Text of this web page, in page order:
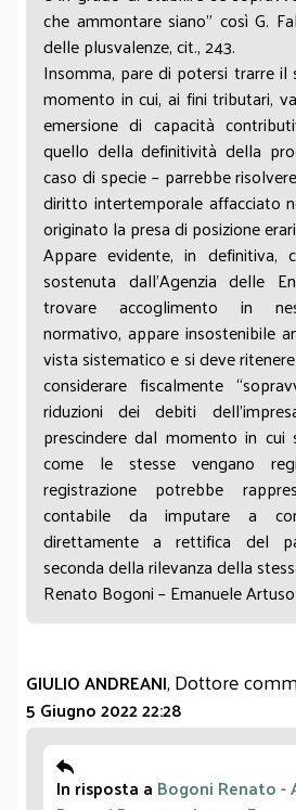
che ammontare siano” così G.
delle plusvalenze, cit., 243.
Insomma, pare di potersi trarre il
momento in cui, ai fini tributari,
emersione di capacità
quello della definitività della
caso di specie – parrebbe
diritto intertemporale affacciato
originato la presa di posizione
Appare evidente, in definitiva,
sostenuta dall’Agenzia delle
trovare accoglimento in
normativo, appare insostenibile
vista sistematico e si deve
considerare fiscalmente
riduzioni dei debiti
prescindere dal momento in
come le stesse vengano
registrazione potrebbe
contabile da imputare a
direttamente a rettifica del
seconda della rilevanza della
Renato Bogoni – Emanuele Artuso
GIULIO ANDREANI, Dottore
5 Giugno 2022 22:28
In risposta a Bogoni Renato -